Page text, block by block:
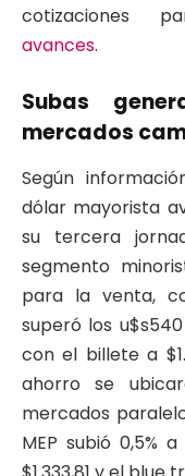
cotizaciones
avances.
Subas
mercados
Según
dólar mayorista
su tercera
segmento
para la venta,
superó los
con el billete a
ahorro se
mercados
MEP subió 0,5%